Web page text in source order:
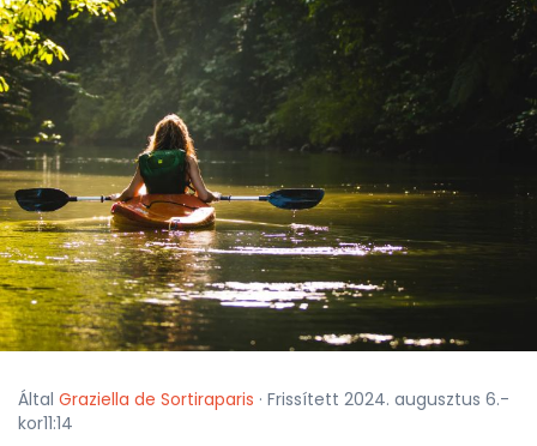
Által Graziella de Sortiraparis · Frissített 2024. augusztus 6.-
kor11:14